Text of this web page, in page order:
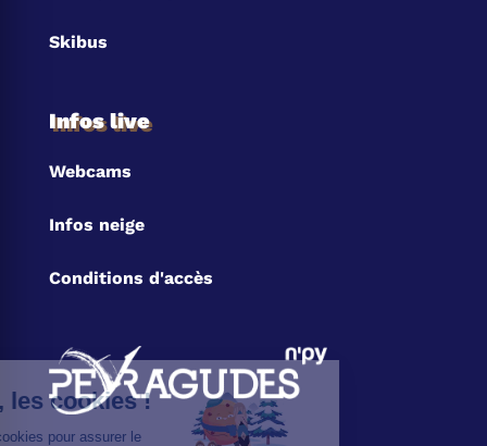
Skibus
Infos live
Webcams
Infos neige
Conditions d'accès